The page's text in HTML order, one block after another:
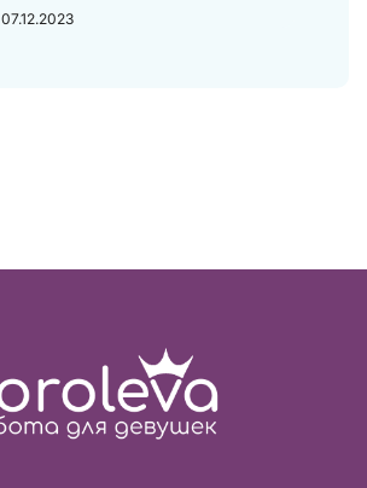
07.12.2023